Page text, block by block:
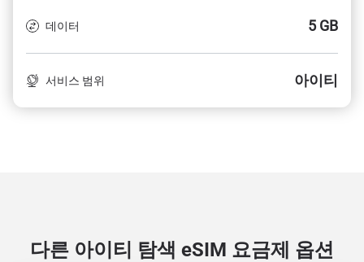
데이터 5 GB
서비스 범위 아이티
다른 아이티 탐색 eSIM 요금제 옵션